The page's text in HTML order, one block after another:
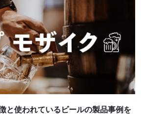
と使われているビールの製品事例を